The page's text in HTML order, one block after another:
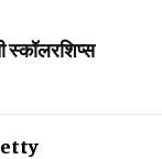
स्‍कॉलरशिप्‍स